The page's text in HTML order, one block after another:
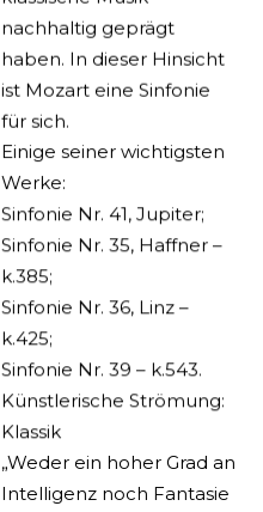
nachhaltig geprägt
haben. In dieser Hinsicht
ist Mozart eine Sinfonie
für sich.
Einige seiner wichtigsten
Werke:
Sinfonie Nr. 41, Jupiter;
Sinfonie Nr. 35, Haffner –
k.385;
Sinfonie Nr. 36, Linz –
k.425;
Sinfonie Nr. 39 – k.543.
Künstlerische Strömung:
Klassik
„Weder ein hoher Grad an
Intelligenz noch Fantasie